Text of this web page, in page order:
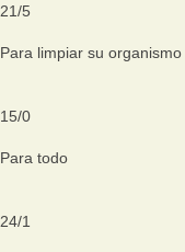
21/5
Para limpiar su organismo
15/0
Para todo
24/1